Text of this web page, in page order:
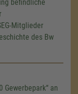
befindliche
Mitglieder
des Bw
Gewerbepark“ an